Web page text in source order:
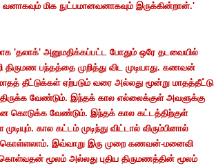
மிக நுட்பமானவனாகவும் இருக்கின்றான்.'
'தலாக்' அனுமதிக்கப்பட்ட போதும் ஒரே தடவையில்
பந்தத்தை முறித்து விட முடியாது. கணவன்
தீட்டுக்கள் ஏற்படும் வரை அல்லது மூன்று மாதத்தீட்டு
வேண்டும். இந்தக் கால எல்லைக்குள் அவளுக்கு
கொடுக்க வேண்டும். இந்தக் கால கட்டத்திற்குள்
கால கட்டம் முடிந்து விட்டால் விரும்பினால்
கொள்ளலாம். இவ்வாறு இரு முறை கணவன்-மனைவி
கொள்வதன் மூலம் அல்லது புதிய திருமணத்தின் மூலம்